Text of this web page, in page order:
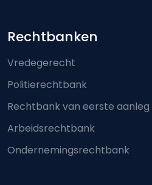
Footer-menu
Rechtbanken
Vredegerecht
Politierechtbank
Rechtbank van eerste aanleg
Arbeidsrechtbank
Ondernemingsrechtbank